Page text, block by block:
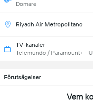
Domare
Riyadh Air Metropolitano
TV-kanaler
Telemundo / Paramount+ -
Förutsägelser
Vem